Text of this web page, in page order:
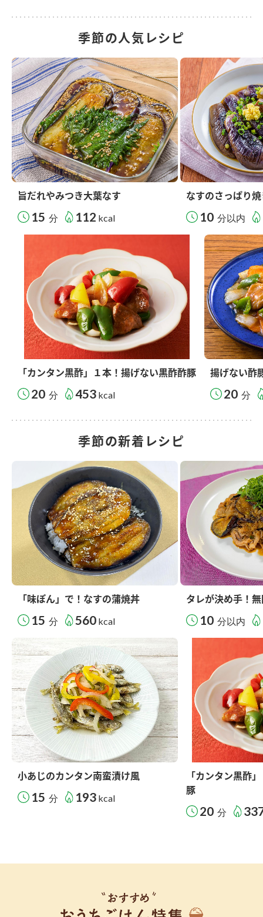
季節の人気レシピ
旨だれやみつき大葉なす
15 分 112 kcal
なすのさっぱり
10 分以内
「カンタン黒酢」１本！揚げない黒酢酢豚
20 分 453 kcal
揚げない酢
20 分
季節の新着レシピ
「味ぽん」で！なすの蒲焼丼
15 分 560 kcal
タレが決め手！
10 分以内
小あじのカンタン南蛮漬け風
15 分 193 kcal
「カンタン黒酢
豚
20 分